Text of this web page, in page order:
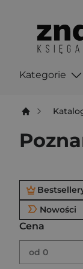
Kategorie
Po użyciu
Nowości
Cena
Brak
Podaj zakres
od 0